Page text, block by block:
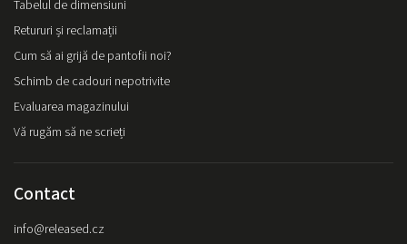
Tabelul de dimensiuni
Retururi și reclamații
Cum să ai grijă de pantofii noi?
Schimb de cadouri nepotrivite
Evaluarea magazinului
Vă rugăm să ne scrieți
Contact
info@released.cz